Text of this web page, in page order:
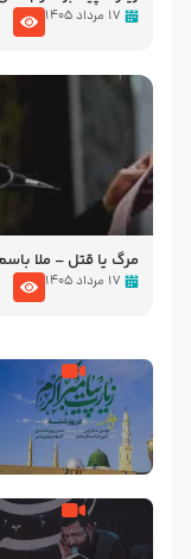
تصاویری از مسجد النبی
۱۷ مرداد ۱۴۰۵
مرگ یا قتل – ملا
۱۷ مرداد ۱۴۰۵